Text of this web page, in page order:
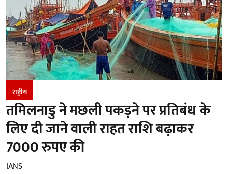
राष्ट्रीय
तमिलनाडु ने मछली पकड़ने पर प्रतिबंध के
लिए दी जाने वाली राहत राशि बढ़ाकर
7000 रुपए की
IANS